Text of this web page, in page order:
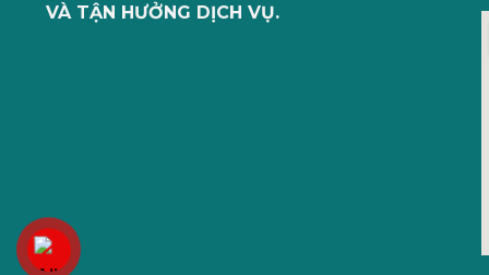
VÀ TẬN HƯỞNG DỊCH VỤ.